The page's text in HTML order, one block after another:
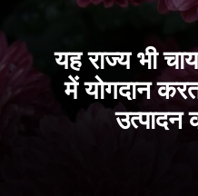
यह राज्य भी
में योगदान
उत्पादन